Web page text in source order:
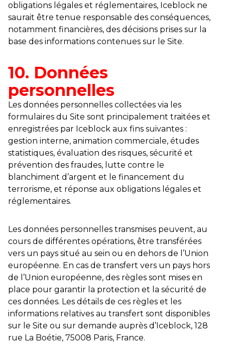
obligations légales et réglementaires, Iceblock ne
saurait être tenue responsable des conséquences,
notamment financières, des décisions prises sur la
base des informations contenues sur le Site.
10. Données
personnelles
Les données personnelles collectées via les
formulaires du Site sont principalement traitées et
enregistrées par Iceblock aux fins suivantes :
gestion interne, animation commerciale, études
statistiques, évaluation des risques, sécurité et
prévention des fraudes, lutte contre le
blanchiment d’argent et le financement du
terrorisme, et réponse aux obligations légales et
réglementaires.
Les données personnelles transmises peuvent, au
cours de différentes opérations, être transférées
vers un pays situé au sein ou en dehors de l’Union
européenne. En cas de transfert vers un pays hors
de l’Union européenne, des règles sont mises en
place pour garantir la protection et la sécurité de
ces données. Les détails de ces règles et les
informations relatives au transfert sont disponibles
sur le Site ou sur demande auprès d’Iceblock, 128
rue La Boétie, 75008 Paris, France.